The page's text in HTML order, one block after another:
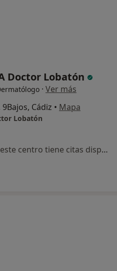
Doctor Lobatón
· Ver más
Cádiz • Mapa
Lobatón
Ningún profesional de este centro tiene citas disponibles